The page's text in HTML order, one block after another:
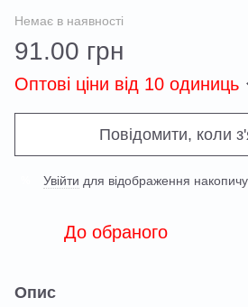
Немає в наявності
91.00 грн
Оптові ціни від 10 одиниць
Повідомити, коли
Увійти для відображення
До обраного
Опис